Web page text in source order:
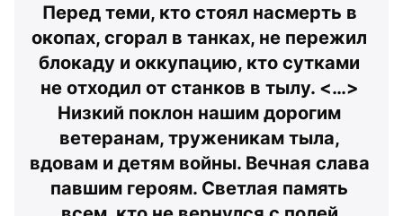
Перед теми, кто стоял насмерть в
окопах, сгорал в танках, не пережил
блокаду и оккупацию, кто сутками
не отходил от станков в тылу. <…>
Низкий поклон нашим дорогим
ветеранам, труженикам тыла,
вдовам и детям войны. Вечная слава
павшим героям. Светлая память